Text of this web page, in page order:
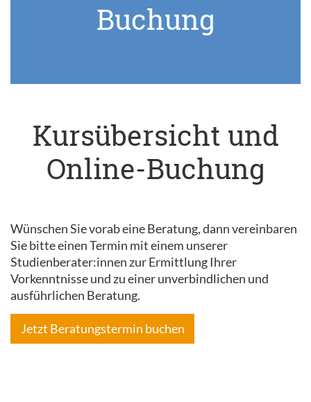
Buchung
Kursübersicht und
Online-Buchung
Wünschen Sie vorab eine Beratung, dann vereinbaren
Sie bitte einen Termin mit einem unserer
Studienberater:innen zur Ermittlung Ihrer
Vorkenntnisse und zu einer unverbindlichen und
ausführlichen Beratung.
Jetzt Beratungstermin buchen